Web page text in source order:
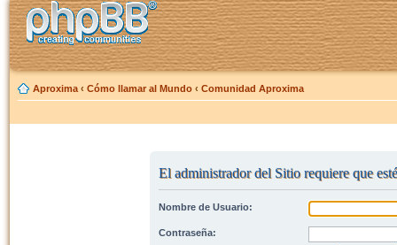
Aproxima ‹ Cómo llamar al Mundo ‹ Comunidad Aproxima
El administrador del Sitio requiere que
Nombre de Usuario:
Contraseña: